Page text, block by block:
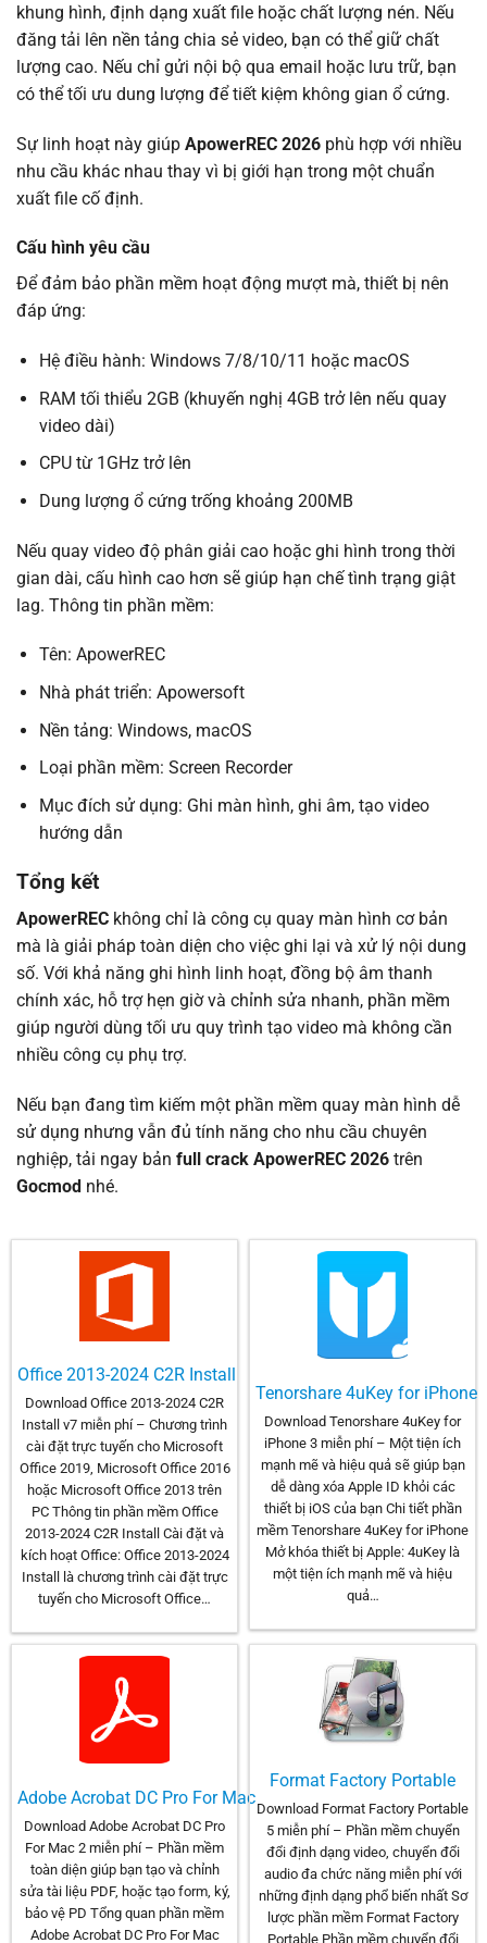
khung hình, định dạng xuất file hoặc chất lượng nén. Nếu
đăng tải lên nền tảng chia sẻ video, bạn có thể giữ chất
lượng cao. Nếu chỉ gửi nội bộ qua email hoặc lưu trữ, bạn
có thể tối ưu dung lượng để tiết kiệm không gian ổ cứng.
Sự linh hoạt này giúp ApowerREC 2026 phù hợp với nhiều
nhu cầu khác nhau thay vì bị giới hạn trong một chuẩn
xuất file cố định.
Cấu hình yêu cầu
Để đảm bảo phần mềm hoạt động mượt mà, thiết bị nên
đáp ứng:
Hệ điều hành: Windows 7/8/10/11 hoặc macOS
RAM tối thiểu 2GB (khuyến nghị 4GB trở lên nếu quay
video dài)
CPU từ 1GHz trở lên
Dung lượng ổ cứng trống khoảng 200MB
Nếu quay video độ phân giải cao hoặc ghi hình trong thời
gian dài, cấu hình cao hơn sẽ giúp hạn chế tình trạng giật
lag. Thông tin phần mềm:
Tên: ApowerREC
Nhà phát triển: Apowersoft
Nền tảng: Windows, macOS
Loại phần mềm: Screen Recorder
Mục đích sử dụng: Ghi màn hình, ghi âm, tạo video
hướng dẫn
Tổng kết
ApowerREC không chỉ là công cụ quay màn hình cơ bản
mà là giải pháp toàn diện cho việc ghi lại và xử lý nội dung
số. Với khả năng ghi hình linh hoạt, đồng bộ âm thanh
chính xác, hỗ trợ hẹn giờ và chỉnh sửa nhanh, phần mềm
giúp người dùng tối ưu quy trình tạo video mà không cần
nhiều công cụ phụ trợ.
Nếu bạn đang tìm kiếm một phần mềm quay màn hình dễ
sử dụng nhưng vẫn đủ tính năng cho nhu cầu chuyên
nghiệp, tải ngay bản full crack ApowerREC 2026 trên
Gocmod nhé.
Office 2013-2024 C2R Install
Download Office 2013-2024 C2R
Install v7 miễn phí – Chương trình
cài đặt trực tuyến cho Microsoft
Office 2019, Microsoft Office 2016
hoặc Microsoft Office 2013 trên
PC Thông tin phần mềm Office
2013-2024 C2R Install Cài đặt và
kích hoạt Office: Office 2013-2024
Install là chương trình cài đặt trực
tuyến cho Microsoft Office…
Tenorshare 4uKey for iPhone
Download Tenorshare 4uKey for
iPhone 3 miễn phí – Một tiện ích
mạnh mẽ và hiệu quả sẽ giúp bạn
dễ dàng xóa Apple ID khỏi các
thiết bị iOS của bạn Chi tiết phần
mềm Tenorshare 4uKey for iPhone
Mở khóa thiết bị Apple: 4uKey là
một tiện ích mạnh mẽ và hiệu
quả…
Adobe Acrobat DC Pro For Mac
Download Adobe Acrobat DC Pro
For Mac 2 miễn phí – Phần mềm
toàn diện giúp bạn tạo và chỉnh
sửa tài liệu PDF, hoặc tạo form, ký,
bảo vệ PD Tổng quan phần mềm
Adobe Acrobat DC Pro For Mac
Format Factory Portable
Download Format Factory Portable
5 miễn phí – Phần mềm chuyển
đổi định dạng video, chuyển đổi
audio đa chức năng miễn phí với
những định dạng phổ biến nhất Sơ
lược phần mềm Format Factory
Portable Phần mềm chuyển đổi